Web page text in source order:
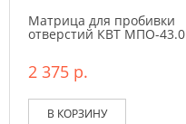
Матрица для пробивки
отверстий КВТ МПО-43.0
2 375 р.
В КОРЗИНУ